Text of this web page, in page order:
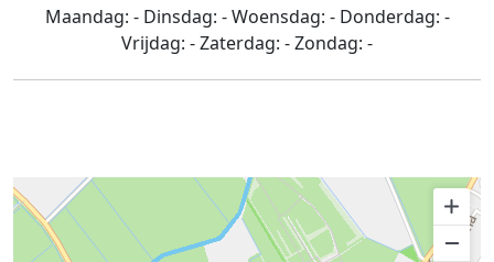
Maandag: - Dinsdag: -Woensdag: - Donderdag: -
Vrijdag: -Zaterdag: -Zondag: -